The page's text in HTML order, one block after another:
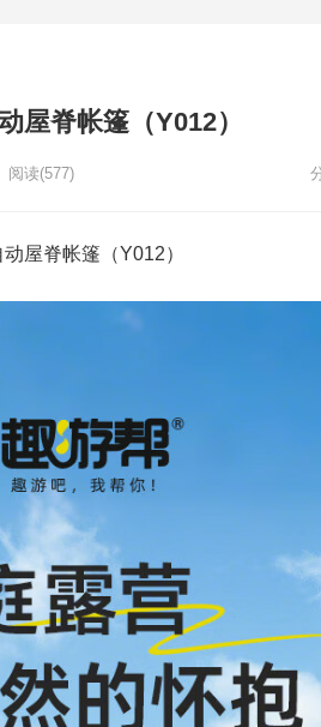
屋脊帐篷（Y012）
阅读(577)
屋脊帐篷（Y012）